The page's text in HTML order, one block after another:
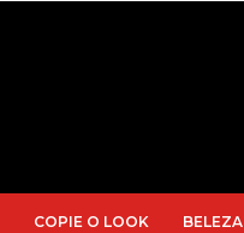
COPIE O LOOK BELEZA